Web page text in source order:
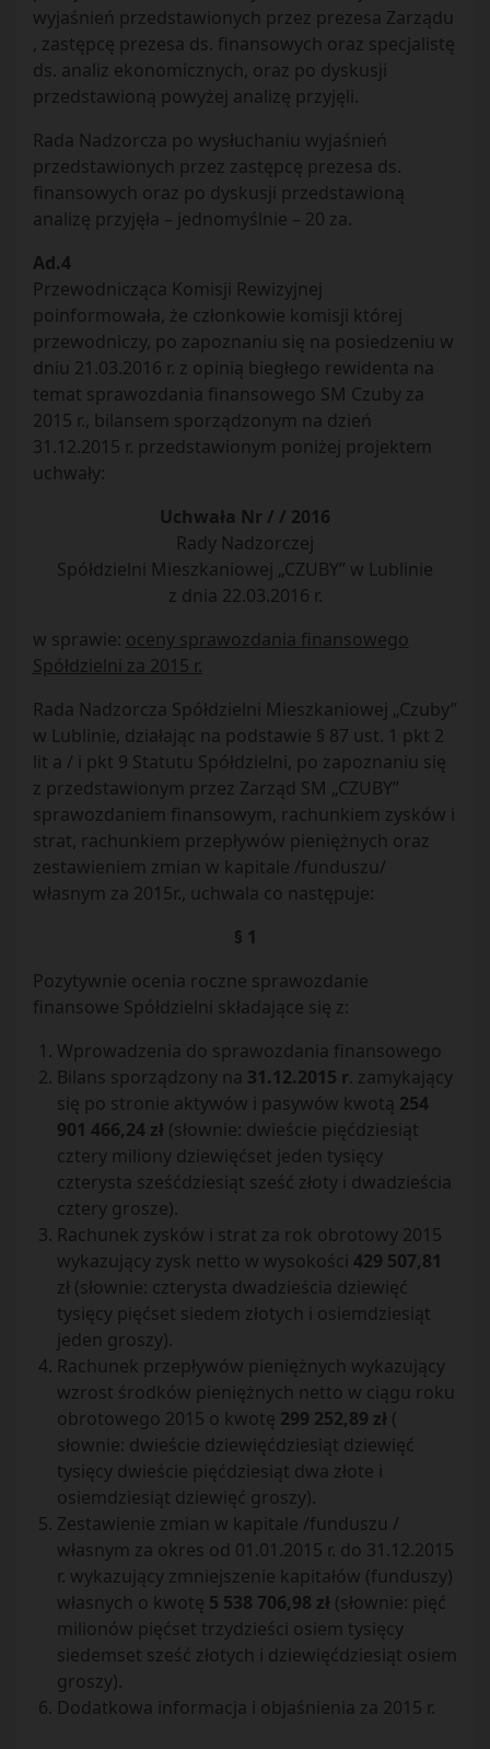
wyjaśnień przedstawionych przez prezesa Zarządu
, zastępcę prezesa ds. finansowych oraz specjalistę
ds. analiz ekonomicznych, oraz po dyskusji
przedstawioną powyżej analizę przyjęli.
Rada Nadzorcza po wysłuchaniu wyjaśnień
przedstawionych przez zastępcę prezesa ds.
finansowych oraz po dyskusji przedstawioną
analizę przyjęła – jednomyślnie – 20 za.
Ad.4
Przewodnicząca Komisji Rewizyjnej
poinformowała, że członkowie komisji której
przewodniczy, po zapoznaniu się na posiedzeniu w
dniu 21.03.2016 r. z opinią biegłego rewidenta na
temat sprawozdania finansowego SM Czuby za
2015 r., bilansem sporządzonym na dzień
31.12.2015 r. przedstawionym poniżej projektem
uchwały:
Uchwała Nr / / 2016
Rady Nadzorczej
Spółdzielni Mieszkaniowej „CZUBY” w Lublinie
z dnia 22.03.2016 r.
w sprawie: oceny sprawozdania finansowego
Spółdzielni za 2015 r.
Rada Nadzorcza Spółdzielni Mieszkaniowej „Czuby”
w Lublinie, działając na podstawie § 87 ust. 1 pkt 2
lit a / i pkt 9 Statutu Spółdzielni, po zapoznaniu się
z przedstawionym przez Zarząd SM „CZUBY”
sprawozdaniem finansowym, rachunkiem zysków i
strat, rachunkiem przepływów pieniężnych oraz
zestawieniem zmian w kapitale /funduszu/
własnym za 2015r., uchwala co następuje:
§ 1
Pozytywnie ocenia roczne sprawozdanie
finansowe Spółdzielni składające się z:
Wprowadzenia do sprawozdania finansowego
Bilans sporządzony na 31.12.2015 r. zamykający
się po stronie aktywów i pasywów kwotą 254
901 466,24 zł (słownie: dwieście pięćdziesiąt
cztery miliony dziewięćset jeden tysięcy
czterysta sześćdziesiąt sześć złoty i dwadzieścia
cztery grosze).
Rachunek zysków i strat za rok obrotowy 2015
wykazujący zysk netto w wysokości 429 507,81
zł (słownie: czterysta dwadzieścia dziewięć
tysięcy pięćset siedem złotych i osiemdziesiąt
jeden groszy).
Rachunek przepływów pieniężnych wykazujący
wzrost środków pieniężnych netto w ciągu roku
obrotowego 2015 o kwotę 299 252,89 zł (
słownie: dwieście dziewięćdziesiąt dziewięć
tysięcy dwieście pięćdziesiąt dwa złote i
osiemdziesiąt dziewięć groszy).
Zestawienie zmian w kapitale /funduszu /
własnym za okres od 01.01.2015 r. do 31.12.2015
r. wykazujący zmniejszenie kapitałów (funduszy)
własnych o kwotę 5 538 706,98 zł (słownie: pięć
milionów pięćset trzydzieści osiem tysięcy
siedemset sześć złotych i dziewięćdziesiąt osiem
groszy).
Dodatkowa informacja i objaśnienia za 2015 r.